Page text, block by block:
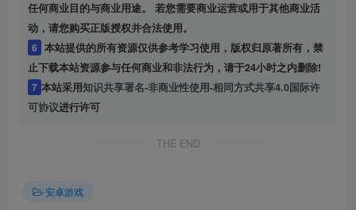
任何商业目的与商业用途。 若您需要商业运营或用于其他商业活
动，请您购买正版授权并合法使用。
6 本站提供的所有资源仅供参考学习使用，版权归原著所有，禁
止下载本站资源参与任何商业和非法行为，请于24小时之内删除!
7 本站采用知识共享署名-非商业性使用-相同方式共享4.0国际许
可协议进行许可
THE END
安卓游戏